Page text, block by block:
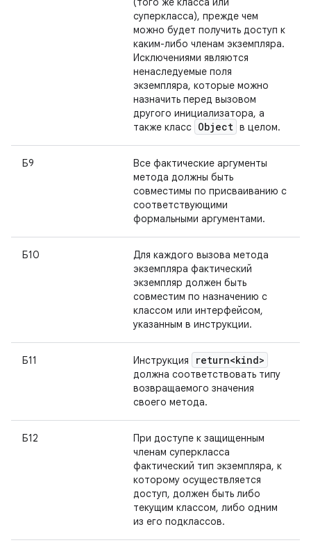
суперкласса), прежде чем
можно будет получить доступ к
каким-либо членам экземпляра.
Исключениями являются
ненаследуемые поля
экземпляра, которые можно
назначить перед вызовом
другого инициализатора, а
также класс Object в целом.
Б9
Все фактические аргументы
метода должны быть
совместимы по присваиванию с
соответствующими
формальными аргументами.
Б10
Для каждого вызова метода
экземпляра фактический
экземпляр должен быть
совместим по назначению с
классом или интерфейсом,
указанным в инструкции.
Б11 Инструкция return<kind>
должна соответствовать типу
возвращаемого значения
своего метода.
Б12
При доступе к защищенным
членам суперкласса
фактический тип экземпляра, к
которому осуществляется
доступ, должен быть либо
текущим классом, либо одним
из его подклассов.